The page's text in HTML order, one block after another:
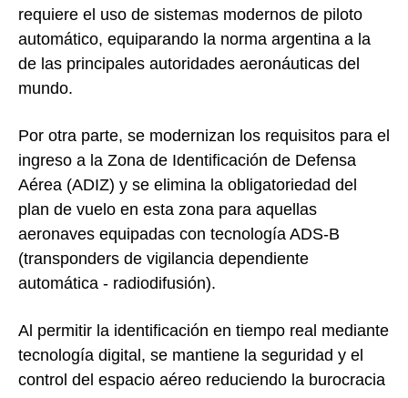
requiere el uso de sistemas modernos de piloto
automático, equiparando la norma argentina a la
de las principales autoridades aeronáuticas del
mundo.
Por otra parte, se modernizan los requisitos para el
ingreso a la Zona de Identificación de Defensa
Aérea (ADIZ) y se elimina la obligatoriedad del
plan de vuelo en esta zona para aquellas
aeronaves equipadas con tecnología ADS-B
(transponders de vigilancia dependiente
automática - radiodifusión).
Al permitir la identificación en tiempo real mediante
tecnología digital, se mantiene la seguridad y el
control del espacio aéreo reduciendo la burocracia